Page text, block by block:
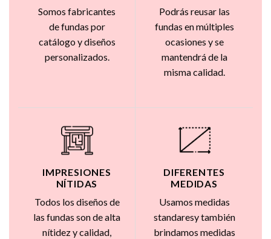
Somos fabricantes
de fundas por
catálogo y diseños
personalizados.
Podrás reusar las
fundas en múltiples
ocasiones y se
mantendrá de la
misma calidad.
IMPRESIONES
NÍTIDAS
Todos los diseños de
las fundas son de alta
nítidez y calidad,
DIFERENTES
MEDIDAS
Usamos medidas
standaresy también
brindamos medidas